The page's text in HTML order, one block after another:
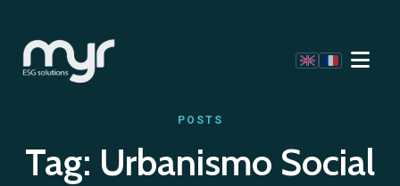
POSTS
Tag: Urbanismo Social